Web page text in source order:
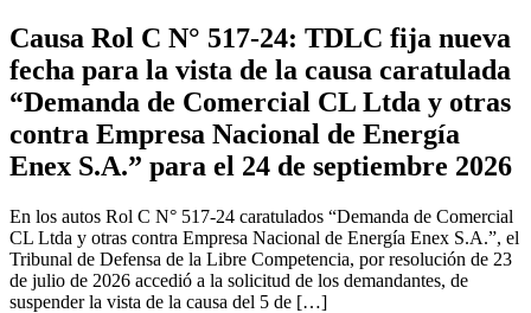
Causa Rol C N° 517-24: TDLC fija nueva
fecha para la vista de la causa caratulada
“Demanda de Comercial CL Ltda y otras
contra Empresa Nacional de Energía
Enex S.A.” para el 24 de septiembre 2026
En los autos Rol C N° 517-24 caratulados “Demanda de Comercial
CL Ltda y otras contra Empresa Nacional de Energía Enex S.A.”, el
Tribunal de Defensa de la Libre Competencia, por resolución de 23
de julio de 2026 accedió a la solicitud de los demandantes, de
suspender la vista de la causa del 5 de […]